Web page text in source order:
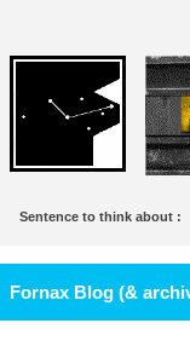
Sentence to think about :
Fornax Blog (&